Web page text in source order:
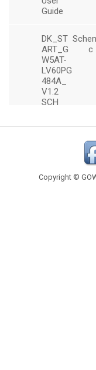
Copyright ©